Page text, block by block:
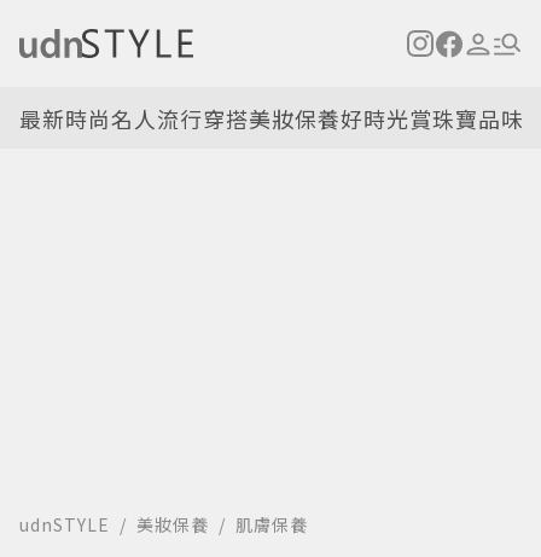
最新時尚名人流行穿搭美妝保養好時光賞珠寶品味
udnSTYLE 美妝保養 肌膚保養